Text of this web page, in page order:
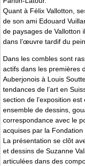
Quant à Félix Vallotton,
de son ami Edouard
de paysages de Vallotton
dans l’œuvre tardif du
Dans les combles sont
actifs dans les premières
Auberjonois à Louis
tendances de l’art en
section de l’exposition
ensemble de dessins,
correspondance avec le
acquises par la Fondation
La présentation se clôt
et dessins de Suzanne
articulées dans des